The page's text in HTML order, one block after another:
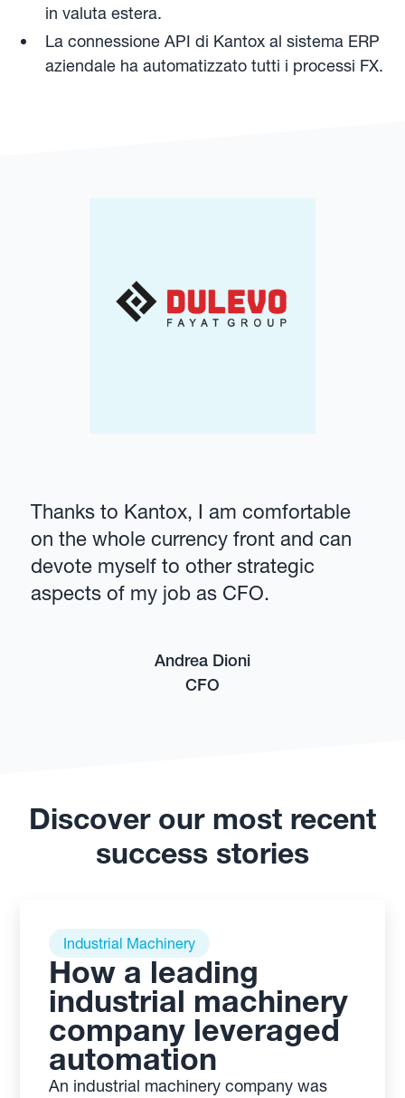
in valuta estera.
La connessione API di Kantox al sistema ERP
aziendale ha automatizzato tutti i processi FX.
Thanks to Kantox, I am comfortable
on the whole currency front and can
devote myself to other strategic
aspects of my job as CFO.
Andrea Dioni
CFO
Discover our most recent
success stories
Industrial Machinery
How a leading
industrial machinery
company leveraged
automation
An industrial machinery company was